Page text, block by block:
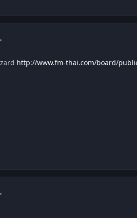
http://www.fm-thai.com/board/